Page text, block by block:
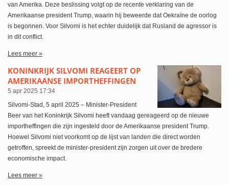
van Amerika. Deze beslissing volgt op de recente verklaring van de
Amerikaanse president Trump, waarin hij beweerde dat Oekraïne de oorlog
is begonnen. Voor Silvomi is het echter duidelijk dat Rusland de agressor is
in dit conflict.
Lees meer »
KONINKRIJK SILVOMI REAGEERT OP
AMERIKAANSE IMPORTHEFFINGEN
5 apr 2025 17:34
Silvomi-Stad, 5 april 2025 – Minister-President
Beer van het Koninkrijk Silvomi heeft vandaag gereageerd op de nieuwe
importheffingen die zijn ingesteld door de Amerikaanse president Trump.
Hoewel Silvomi niet voorkomt op de lijst van landen die direct worden
getroffen, spreekt de minister-president zijn zorgen uit over de bredere
economische impact.
Lees meer »